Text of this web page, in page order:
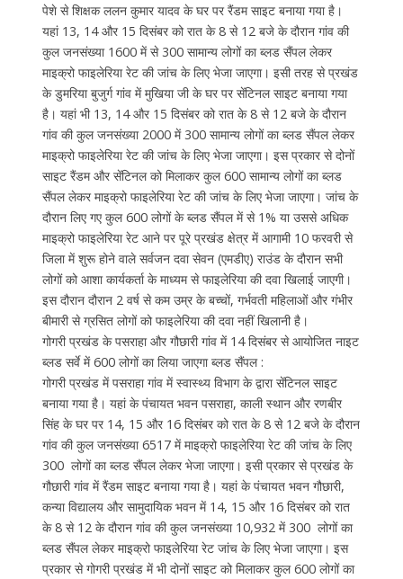
पेशे से शिक्षक ललन कुमार यादव के घर पर रैंडम साइट बनाया गया है।
यहां 13, 14 और 15 दिसंबर को रात के 8 से 12 बजे के दौरान गांव की
कुल जनसंख्या 1600 में से 300 सामान्य लोगों का ब्लड सैंपल लेकर
माइक्रो फाइलेरिया रेट की जांच के लिए भेजा जाएगा। इसी तरह से प्रखंड
के डुमरिया बुजुर्ग गांव में मुखिया जी के घर पर सेंटिनल साइट बनाया गया
है। यहां भी 13, 14 और 15 दिसंबर को रात के 8 से 12 बजे के दौरान
गांव की कुल जनसंख्या 2000 में 300 सामान्य लोगों का ब्लड सैंपल लेकर
माइक्रो फाइलेरिया रेट की जांच के लिए भेजा जाएगा। इस प्रकार से दोनों
साइट रैंडम और सेंटिनल को मिलाकर कुल 600 सामान्य लोगों का ब्लड
सैंपल लेकर माइक्रो फाइलेरिया रेट की जांच के लिए भेजा जाएगा। जांच के
दौरान लिए गए कुल 600 लोगों के ब्लड सैंपल में से 1% या उससे अधिक
माइक्रो फाइलेरिया रेट आने पर पूरे प्रखंड क्षेत्र में आगामी 10 फरवरी से
जिला में शुरू होने वाले सर्वजन दवा सेवन (एमडीए) राउंड के दौरान सभी
लोगों को आशा कार्यकर्ता के माध्यम से फाइलेरिया की दवा खिलाई जाएगी।
इस दौरान दौरान 2 वर्ष से कम उम्र के बच्चों, गर्भवती महिलाओं और गंभीर
बीमारी से ग्रसित लोगों को फाइलेरिया की दवा नहीं खिलानी है।
गोगरी प्रखंड के पसराहा और गौछारी गांव में 14 दिसंबर से आयोजित नाइट
ब्लड सर्वे में 600 लोगों का लिया जाएगा ब्लड सैंपल :
गोगरी प्रखंड में पसराहा गांव में स्वास्थ्य विभाग के द्वारा सेंटिनल साइट
बनाया गया है। यहां के पंचायत भवन पसराहा, काली स्थान और रणबीर
सिंह के घर पर 14, 15 और 16 दिसंबर को रात के 8 से 12 बजे के दौरान
गांव की कुल जनसंख्या 6517 में माइक्रो फाइलेरिया रेट की जांच के लिए
300 लोगों का ब्लड सैंपल लेकर भेजा जाएगा। इसी प्रकार से प्रखंड के
गौछारी गांव में रैंडम साइट बनाया गया है। यहां के पंचायत भवन गौछारी,
कन्या विद्यालय और सामुदायिक भवन में 14, 15 और 16 दिसंबर को रात
के 8 से 12 के दौरान गांव की कुल जनसंख्या 10,932 में 300 लोगों का
ब्लड सैंपल लेकर माइक्रो फाइलेरिया रेट जांच के लिए भेजा जाएगा। इस
प्रकार से गोगरी प्रखंड में भी दोनों साइट को मिलाकर कुल 600 लोगों का